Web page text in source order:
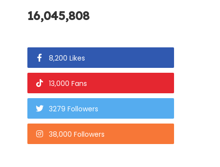
16,045,808
8,200 Likes
13,000 Fans
3279 Followers
38,000 Followers